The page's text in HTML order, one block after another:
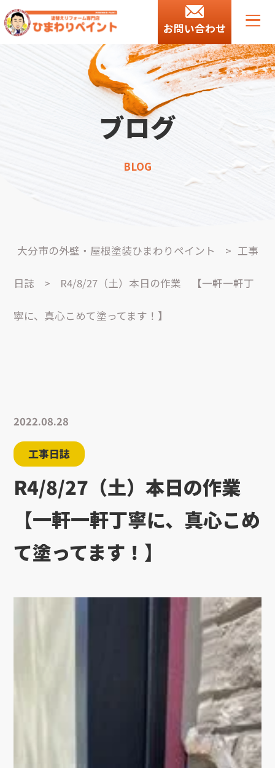
お問い合わせ
ブログ
BLOG
大分市の外壁・屋根塗装ひまわりペイント > 工事
日誌 > R4/8/27（土）本日の作業 【一軒一軒丁
寧に、真心こめて塗ってます！】
2022.08.28
工事日誌
R4/8/27（土）本日の作業
【一軒一軒丁寧に、真心こめ
て塗ってます！】